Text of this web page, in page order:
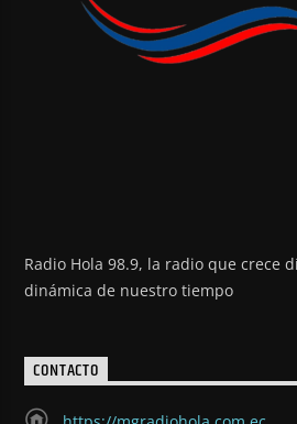
Radio Hola 98.9, la radio que crece
dinámica de nuestro tiempo
CONTACTO